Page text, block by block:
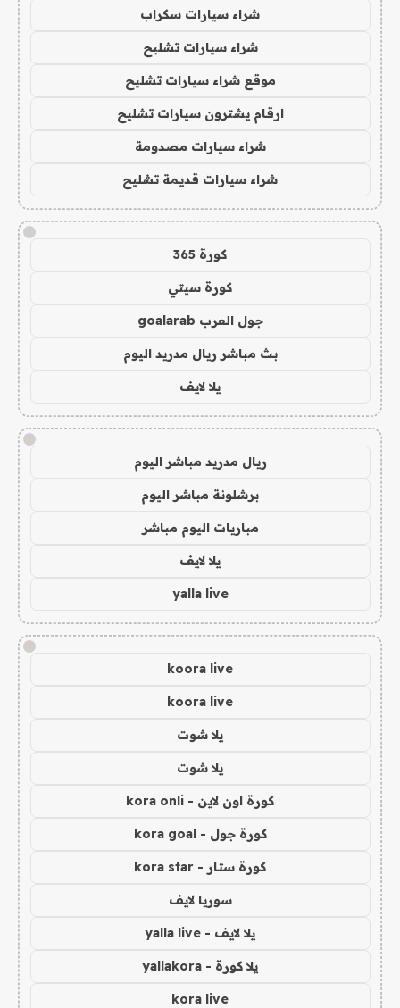
شراء سيارات سكراب
شراء سيارات تشليح
موقع شراء سيارات تشليح
ارقام يشترون سيارات تشليح
شراء سيارات مصدومة
شراء سيارات قديمة تشليح
!
كورة 365
كورة سيتي
جول العرب goalarab
بث مباشر ريال مدريد اليوم
يلا لايف
!
ريال مدريد مباشر اليوم
برشلونة مباشر اليوم
مباريات اليوم مباشر
يلا لايف
yalla live
!
koora live
koora live
يلا شوت
يلا شوت
كورة اون لاين - kora onli
كورة جول - kora goal
كورة ستار - kora star
سوريا لايف
يلا لايف - yalla live
يلا كورة - yallakora
kora live